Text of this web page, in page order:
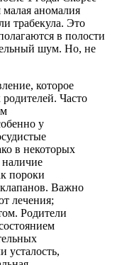
аномалия
трабекула. Это
в полости
шум. Но, не
которое
Часто
у
в некоторых
пороки
Важно
лечения;
Родители
усталость,